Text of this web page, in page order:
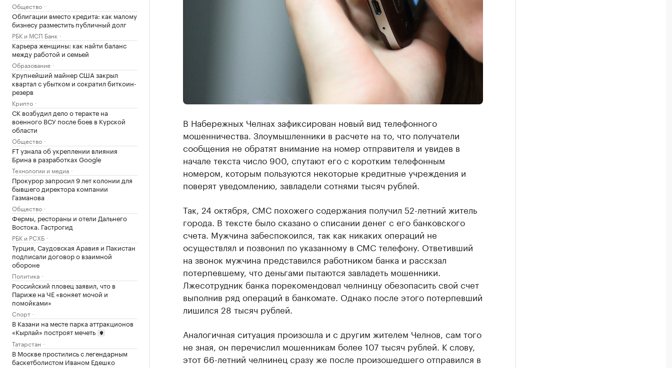
Общество
Облигации вместо кредита: как малому
бизнесу разместить публичный долг
РБК и МСП Банк
Карьера женщины: как найти баланс
между работой и семьей
Образование
Крупнейший майнер США закрыл
квартал с убытком и сократил биткоин-
резерв
Крипто
СК возбудил дело о теракте на
военного ВСУ после боев в Курской
области
Общество
FT узнала об укреплении влияния
Брина в разработках Google
Технологии и медиа
Прокурор запросил 9 лет колонии для
бывшего директора компании
Газманова
Общество
Фермы, рестораны и отели Дальнего
Востока. Гастрогид
РБК и РСХБ
Турция, Саудовская Аравия и Пакистан
подписали договор о взаимной
обороне
Политика
Российский пловец заявил, что в
Париже на ЧЕ «воняет мочой и
помойками»
Спорт
В Казани на месте парка аттракционов
«Кырлай» построят мечеть
Татарстан
В Москве простились с легендарным
баскетболистом Иваном Едешко
В Набережных Челнах зафиксирован новый вид телефонного
мошенничества. Злоумышленники в расчете на то, что получатели
сообщения не обратят внимание на номер отправителя и увидев в
начале текста число 900, спутают его с коротким телефонным
номером, которым пользуются некоторые кредитные учреждения и
поверят уведомлению, завладели сотнями тысяч рублей.
Так, 24 октября, СМС похожего содержания получил 52-летний житель
города. В тексте было сказано о списании денег с его банковского
счета. Мужчина забеспокоился, так как никаких операций не
осуществлял и позвонил по указанному в СМС телефону. Ответивший
на звонок мужчина представился работником банка и расскзал
потерпевшему, что деньгами пытаются завладеть мошенники.
Лжесотрудник банка порекомендовал челнинцу обезопасить свой счет
выполнив ряд операций в банкомате. Однако после этого потерпевший
лишился 28 тысяч рублей.
Аналогичная ситуация произошла и с другим жителем Челнов, сам того
не зная, он перечислил мошенникам более 107 тысяч рублей. К слову,
этот 66-летний челнинец сразу же после произошедшего отправился в